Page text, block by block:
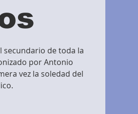
secundario de toda la
por Antonio
vez la soledad del